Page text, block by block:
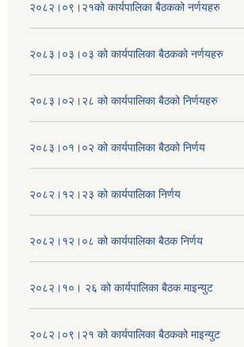
२०८२।०९।२१को कार्यपालिका बैठकको नर्णयहरु
२०८३।०३।०३ को कार्यपालिका बैठकको नर्णयहरु
२०८३।०२।२८ को कार्यपालिका बैठको निर्णयहरु
२०८३।०१।०२ को कार्यपालिका बैठको निर्णय
२०८२।१२।२३ को कार्यपालिका निर्णय
२०८२।१२।०८ को कार्यपालिका बैठक निर्णय
२०८२।१०। २६ को कार्यपालिका बैठक माइन्युट
२०८२।०९।२१ को कार्यपालिका बैठकको माइन्युट